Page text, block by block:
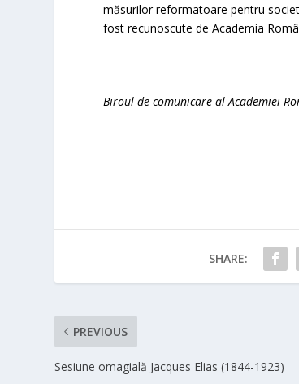
măsurilor reformatoare pentru
fost recunoscute de Academia
Biroul de comunicare al Academiei
SHARE:
PREVIOUS
Sesiune omagială Jacques Elias (1844-1923)